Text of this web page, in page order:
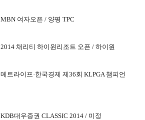
MBN 여자오픈 / 양평 TPC
2014 채리티 하이원리조트 오픈 / 하이원
메트라이프·한국경제 제36회 KLPGA 챔피언
KDB대우증권 CLASSIC 2014 / 미정